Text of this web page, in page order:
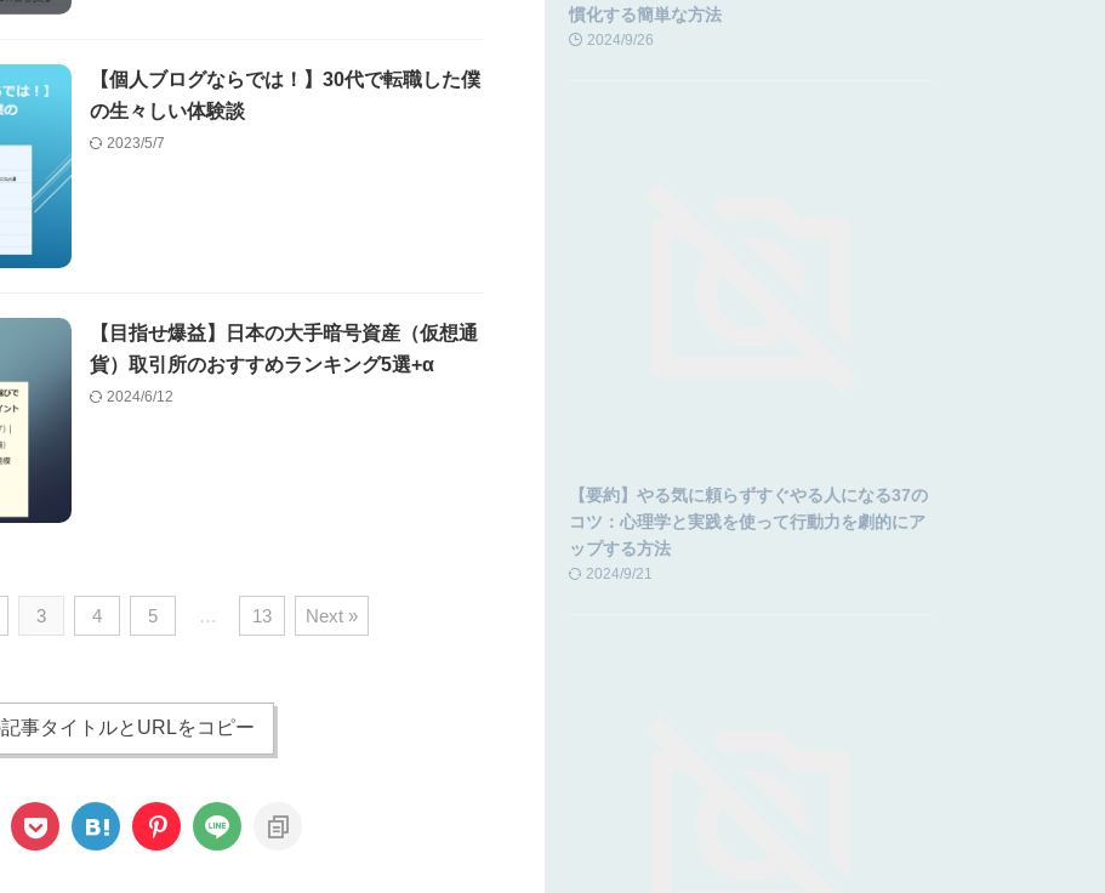
【個人ブログならでは！】30代で転職した僕
の生々しい体験談
2023/5/7
【目指せ爆益】日本の大手暗号資産（仮想通
貨）取引所のおすすめランキング5選+α
2024/6/12
3 4 5 … 13 Next »
事タイトルとURLをコピー
慣化する簡単な方法
2024/9/26
【要約】やる気に頼らずすぐやる人になる37の
コツ：心理学と実践を使って行動力を劇的にア
ップする方法
2024/9/21